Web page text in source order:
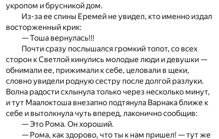
укропом и брусникой дом.
Из-за ее спины Еремей не увидел, кто именно издал
восторженный крик:
— Тоша вернулась!!!
Почти сразу послышался громкий топот, со всех
сторон к Светлой кинулись молодые люди и девушки —
обнимали ее, прижимали к себе, целовали в щеки,
словно увидели родную сестру после долгой разлуки.
Волна радости схлынула только через несколько минут,
и тут Маалоктоша внезапно подтянула Варнака ближе к
себе и вытолкнула чуть вперед, лаконично сообщив:
— Это Рома. Он хороший.
— Рома, как здорово, что ты к нам пришел! — тут же